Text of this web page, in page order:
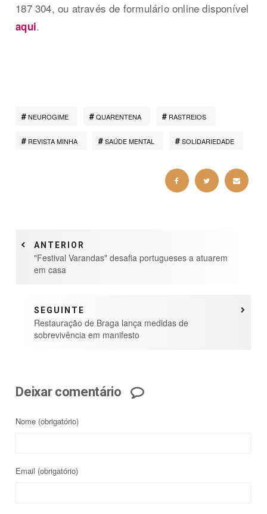
187 304, ou através de formulário online disponível
aqui.
NEUROGIME QUARENTENA RASTREIOS
REVISTA MINHA SAÚDE MENTAL SOLIDARIEDADE
ANTERIOR
"Festival Varandas" desafia portugueses a atuarem
em casa
SEGUINTE
Restauração de Braga lança medidas de
sobrevivência em manifesto
Deixar comentário
Nome (obrigatório)
Email (obrigatório)